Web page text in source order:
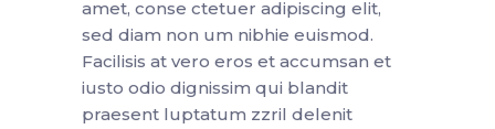
amet, conse ctetuer adipiscing elit,
sed diam non um nibhie euismod.
Facilisis at vero eros et accumsan et
iusto odio dignissim qui blandit
praesent luptatum zzril delenit